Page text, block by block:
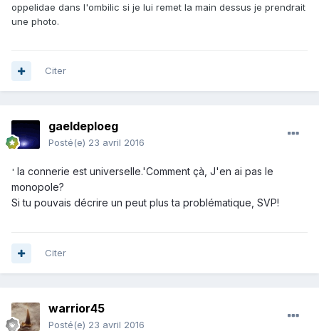
oppelidae dans l'ombilic si je lui remet la main dessus je prendrait
une photo.
Citer
gaeldeploeg
Posté(e) 23 avril 2016
' la connerie est universelle.'Comment çà, J'en ai pas le
monopole?
Si tu pouvais décrire un peut plus ta problématique, SVP!
Citer
warrior45
Posté(e) 23 avril 2016